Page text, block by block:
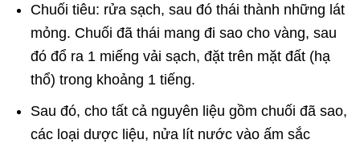
Chuối tiêu: rửa sạch, sau đó thái thành những lát
mỏng. Chuối đã thái mang đi sao cho vàng, sau
đó đổ ra 1 miếng vải sạch, đặt trên mặt đất (hạ
thổ) trong khoảng 1 tiếng.
Sau đó, cho tất cả nguyên liệu gồm chuối đã sao,
các loại dược liệu, nửa lít nước vào ấm sắc